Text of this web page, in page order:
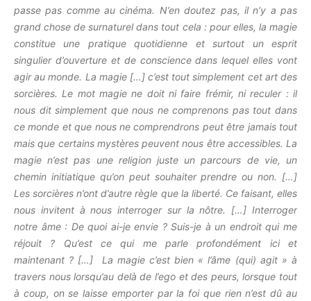
passe pas comme au cinéma. N’en doutez pas, il n’y a pas
grand chose de surnaturel dans tout cela : pour elles, la magie
constitue une pratique quotidienne et surtout un esprit
singulier d’ouverture et de conscience dans lequel elles vont
agir au monde. La magie […] c’est tout simplement cet art des
sorcières. Le mot magie ne doit ni faire frémir, ni reculer : il
nous dit simplement que nous ne comprenons pas tout dans
ce monde et que nous ne comprendrons peut être jamais tout
mais que certains mystères peuvent nous être accessibles. La
magie n’est pas une religion juste un parcours de vie, un
chemin initiatique qu’on peut souhaiter prendre ou non. […]
Les sorcières n’ont d’autre règle que la liberté. Ce faisant, elles
nous invitent à nous interroger sur la nôtre. […] Interroger
notre âme : De quoi ai-je envie ? Suis-je à un endroit qui me
réjouit ? Qu’est ce qui me parle profondément ici et
maintenant ? […] La magie c’est bien « l’âme (qui) agit » à
travers nous lorsqu’au delà de l’ego et des peurs, lorsque tout
à coup, on se laisse emporter par la foi que rien n’est dû au